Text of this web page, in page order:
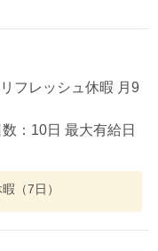
フレッシュ休暇 月9
：10日 最大有給日
（7日）